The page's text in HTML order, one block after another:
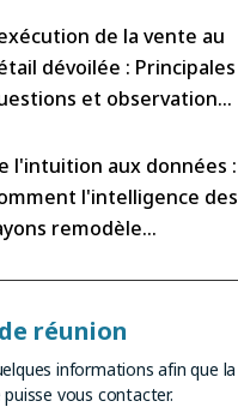
de la vente au
dévoilée : Principales
et observations
l'intuition aux données :
l'intelligence des
remodèle
réunion
informations afin que la
vous contacter.